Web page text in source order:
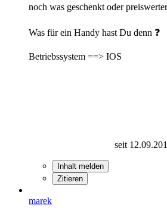
noch was geschenkt oder preiswerter
Was für ein Handy hast Du denn ❓
Betriebssystem ==> IOS
seit
Inhalt melden
Zitieren
marek